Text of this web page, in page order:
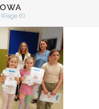
(Page 6)